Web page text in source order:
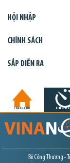
HỘI NHẬP
CHÍNH SÁCH
SẮP DIỄN RA
TRANG CHỦ TIN GIỜ
Bộ Công Thương -